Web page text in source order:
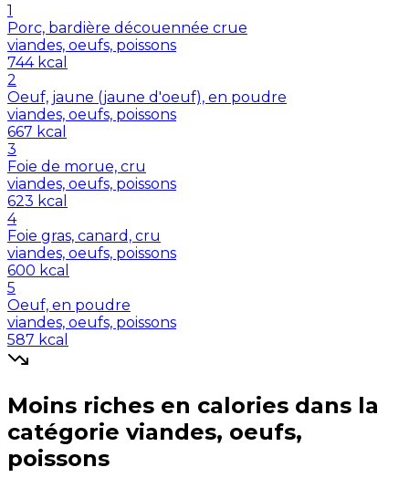
1
Porc, bardière découennée crue
viandes, oeufs, poissons
744 kcal
2
Oeuf, jaune (jaune d'oeuf), en poudre
viandes, oeufs, poissons
667 kcal
3
Foie de morue, cru
viandes, oeufs, poissons
623 kcal
4
Foie gras, canard, cru
viandes, oeufs, poissons
600 kcal
5
Oeuf, en poudre
viandes, oeufs, poissons
587 kcal
Moins riches en calories dans la
catégorie viandes, oeufs,
poissons